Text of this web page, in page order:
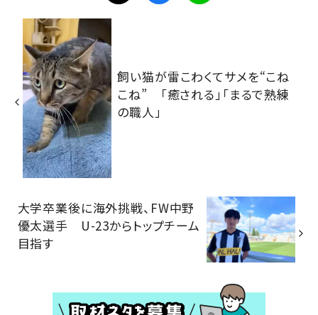
飼い猫が雷こわくてサメを“こね
こね” 「癒される」「まるで熟練
の職人」
大学卒業後に海外挑戦、FW中野
優太選手 U-23からトップチーム
目指す